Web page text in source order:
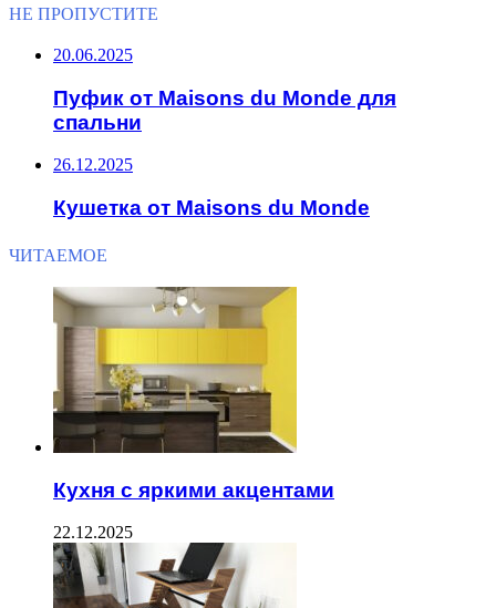
НЕ ПРОПУСТИТЕ
20.06.2025
Пуфик от Maisons du Monde для
спальни
26.12.2025
Кушетка от Maisons du Monde
ЧИТАЕМОЕ
Кухня с яркими акцентами
22.12.2025